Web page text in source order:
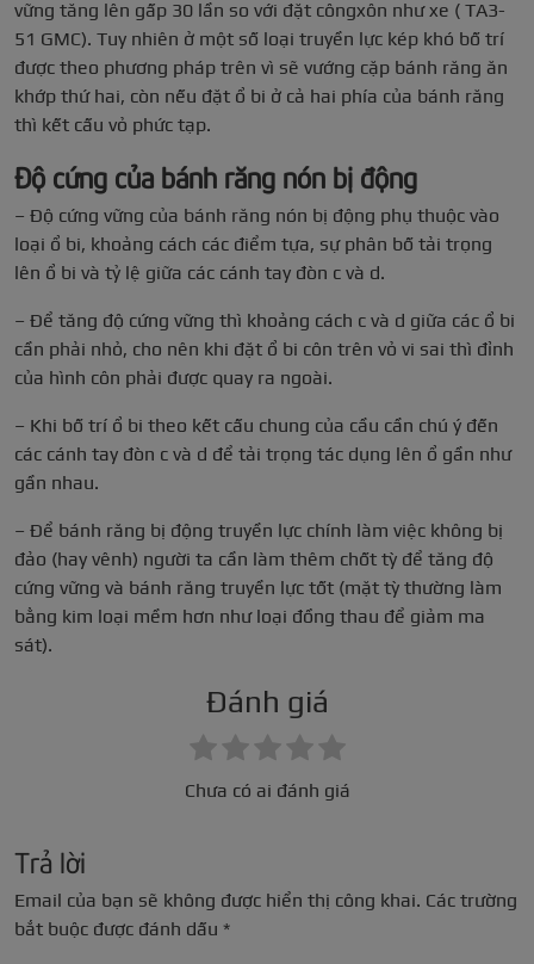
vững tăng lên gấp 30 lần so với đặt côngxôn như xe ( TA3-
51 GMC). Tuy nhiên ở một số loại truyền lực kép khó bố trí
được theo phương pháp trên vì sẽ vướng cặp bánh răng ăn
khớp thứ hai, còn nếu đặt ổ bi ở cả hai phía của bánh răng
thì kết cấu vỏ phức tạp.
Độ cứng của bánh răng nón bị động
– Độ cứng vững của bánh răng nón bị động phụ thuộc vào
loại ổ bi, khoảng cách các điểm tựa, sự phân bố tải trọng
lên ổ bi và tỷ lệ giữa các cánh tay đòn c và d.
– Để tăng độ cứng vững thì khoảng cách c và d giữa các ổ bi
cần phải nhỏ, cho nên khi đặt ổ bi côn trên vỏ vi sai thì đỉnh
của hình côn phải được quay ra ngoài.
– Khi bố trí ổ bi theo kết cấu chung của cầu cần chú ý đến
các cánh tay đòn c và d để tải trọng tác dụng lên ổ gần như
gần nhau.
– Để bánh răng bị động truyền lực chính làm việc không bị
đảo (hay vênh) người ta cần làm thêm chốt tỳ để tăng độ
cứng vững và bánh răng truyền lực tốt (mặt tỳ thường làm
bằng kim loại mềm hơn như loại đồng thau để giảm ma
sát).
Đánh giá
Chưa có ai đánh giá
Trả lời
Email của bạn sẽ không được hiển thị công khai. Các trường
bắt buộc được đánh dấu *